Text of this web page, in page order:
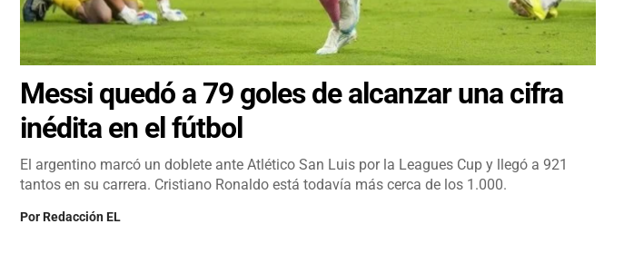
Messi quedó a 79 goles de alcanzar una cifra
inédita en el fútbol
El argentino marcó un doblete ante Atlético San Luis por la Leagues Cup y llegó a 921
tantos en su carrera. Cristiano Ronaldo está todavía más cerca de los 1.000.
PorRedacción EL